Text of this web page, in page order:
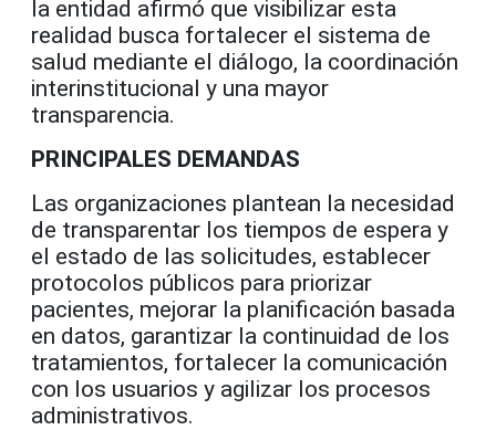
la entidad afirmó que visibilizar esta
realidad busca fortalecer el sistema de
salud mediante el diálogo, la coordinación
interinstitucional y una mayor
transparencia.
PRINCIPALES DEMANDAS
Las organizaciones plantean la necesidad
de transparentar los tiempos de espera y
el estado de las solicitudes, establecer
protocolos públicos para priorizar
pacientes, mejorar la planificación basada
en datos, garantizar la continuidad de los
tratamientos, fortalecer la comunicación
con los usuarios y agilizar los procesos
administrativos.